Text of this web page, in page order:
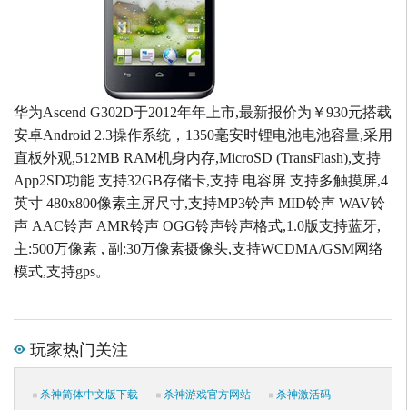
华为Ascend G302D于2012年年上市,最新报价为￥930元搭载
安卓Android 2.3操作系统，1350毫安时锂电池电池容量,采用
直板外观,512MB RAM机身内存,MicroSD (TransFlash),支持
App2SD功能 支持32GB存储卡,支持 电容屏 支持多触摸屏,4
英寸 480x800像素主屏尺寸,支持MP3铃声 MID铃声 WAV铃
声 AAC铃声 AMR铃声 OGG铃声铃声格式,1.0版支持蓝牙,
主:500万像素 , 副:30万像素摄像头,支持WCDMA/GSM网络
模式,支持gps。
玩家热门关注
杀神简体中文版下载 杀神游戏官方网站
杀神激活码